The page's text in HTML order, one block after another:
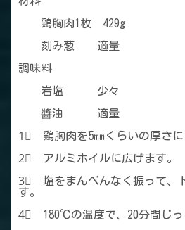
鶏胸肉1枚 429g
刻み葱 適量
調味料
岩塩 少々
醬油 適量
1⃣ 鶏胸肉を5㎜くらいの厚さに
2⃣ アルミホイルに広げます。
3⃣ 塩をまんべんなく振って、
す。
4⃣ 180℃の温度で、20分間じっ